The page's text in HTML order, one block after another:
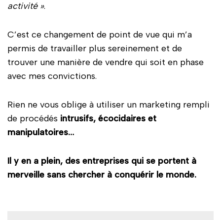
activité ».
C’est ce changement de point de vue qui m’a
permis de travailler plus sereinement et de
trouver une manière de vendre qui soit en phase
avec mes convictions.
Rien ne vous oblige à utiliser un marketing rempli
de procédés intrusifs, écocidaires et
manipulatoires…
Il y en a plein, des entreprises qui se portent à
merveille sans chercher à conquérir le monde.